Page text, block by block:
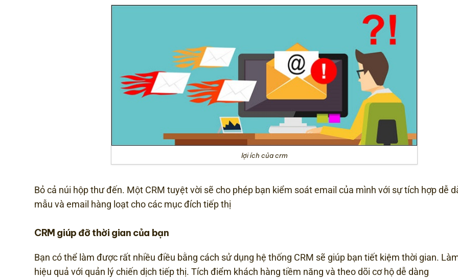
lợi ích của crm
Bỏ cả núi hộp thư đến. Một CRM tuyệt vời sẽ cho phép bạn kiểm soát email của mình với sự tích hợp dễ
mẫu và email hàng loạt cho các mục đích tiếp thị
CRM giúp đỡ thời gian của bạn
Bạn có thể làm được rất nhiều điều bằng cách sử dụng hệ thống CRM sẽ giúp bạn tiết kiệm thời gian.
hiệu quả với quản lý chiến dịch tiếp thị. Tích điểm khách hàng tiềm năng và theo dõi cơ hộ dễ dàng